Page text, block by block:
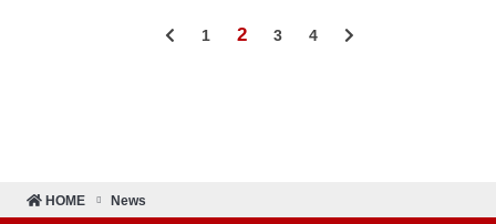
1 2 3 4
HOME News